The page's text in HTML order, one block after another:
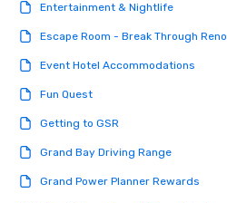
Entertainment & Nightlife
Escape Room - Break Through Reno
Event Hotel Accommodations
Fun Quest
Getting to GSR
Grand Bay Driving Range
Grand Power Planner Rewards